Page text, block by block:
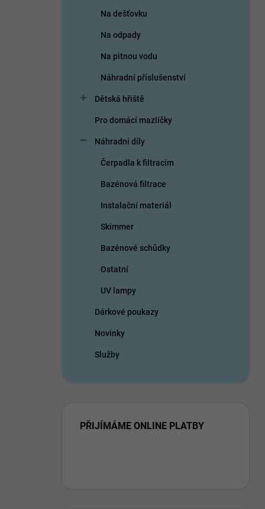
Na dešťovku
Na odpady
Na pitnou vodu
Náhradní příslušenství
Dětská hřiště
Pro domácí mazlíčky
Náhradní díly
Čerpadla k filtracím
Bazénová filtrace
Instalační materiál
Skimmer
Bazénové schůdky
Ostatní
UV lampy
Dárkové poukazy
Novinky
Služby
PŘIJÍMÁME ONLINE PLATBY